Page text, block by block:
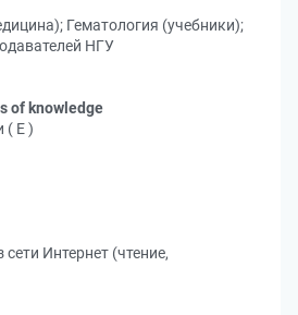
Гематология (учебники);
НГУ
of knowledge
( Е )
Интернет (чтение,